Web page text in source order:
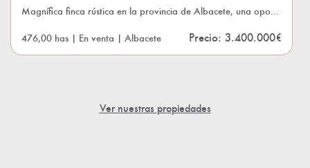
Magnífica finca rústica en la provincia de Albacete, una oportunidad única para quienes buscan una inversión rentable desde el primer día. Situada en las proximidades del Parque Natural de las Lagunas de Ruidera, esta finca combina el encanto de un entorno natural incomparable con una alta productividad agrícola y cinegética, ofreciendo múltiples fuentes de ingresos. La finca cuenta con 476 hectáreas, de las cuales 132 son tierras de labor. Entre estas, destacan 100 hectáreas de almendros de floración tardía, con variedades como Guara, Mardía y Lawrence, todas certificadas como ecológicas y con sello Biosuisse. En la última campaña, la producción de almendras alcanzó los 87.000 kilos...
476,00 has | En venta | Albacete Precio: 3.400.000€
Ver nuestras propiedades